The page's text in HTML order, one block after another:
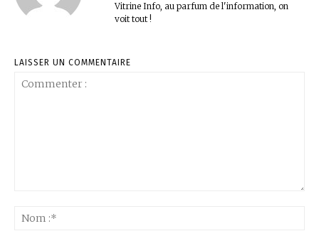
Vitrine Info, au parfum de l'information, on
voit tout !
LAISSER UN COMMENTAIRE